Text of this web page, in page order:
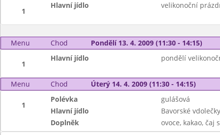
1
Hlavní jídlo velikonoční
Menu Chod Pondělí 13. 4. 2009 (11:30 - 14:15)
1
Hlavní jídlo pondělí
Menu Chod Úterý 14. 4. 2009 (11:30 - 14:15)
1
Polévka
gulášová
Hlavní jídlo
Bavorské
Doplněk
ovoce, kakao, čaj